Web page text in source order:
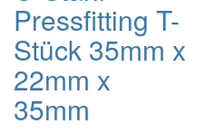
Pressfitting T-
Stück 35mm x
22mm x
35mm